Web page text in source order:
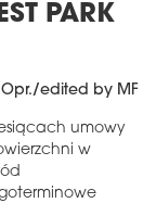
PARK
Opr./edited by MF
umowy
w